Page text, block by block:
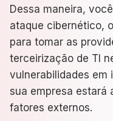
Dessa maneira,
ataque cibernético,
para tomar as
terceirização de TI
vulnerabilidades em
sua empresa estará
fatores externos.